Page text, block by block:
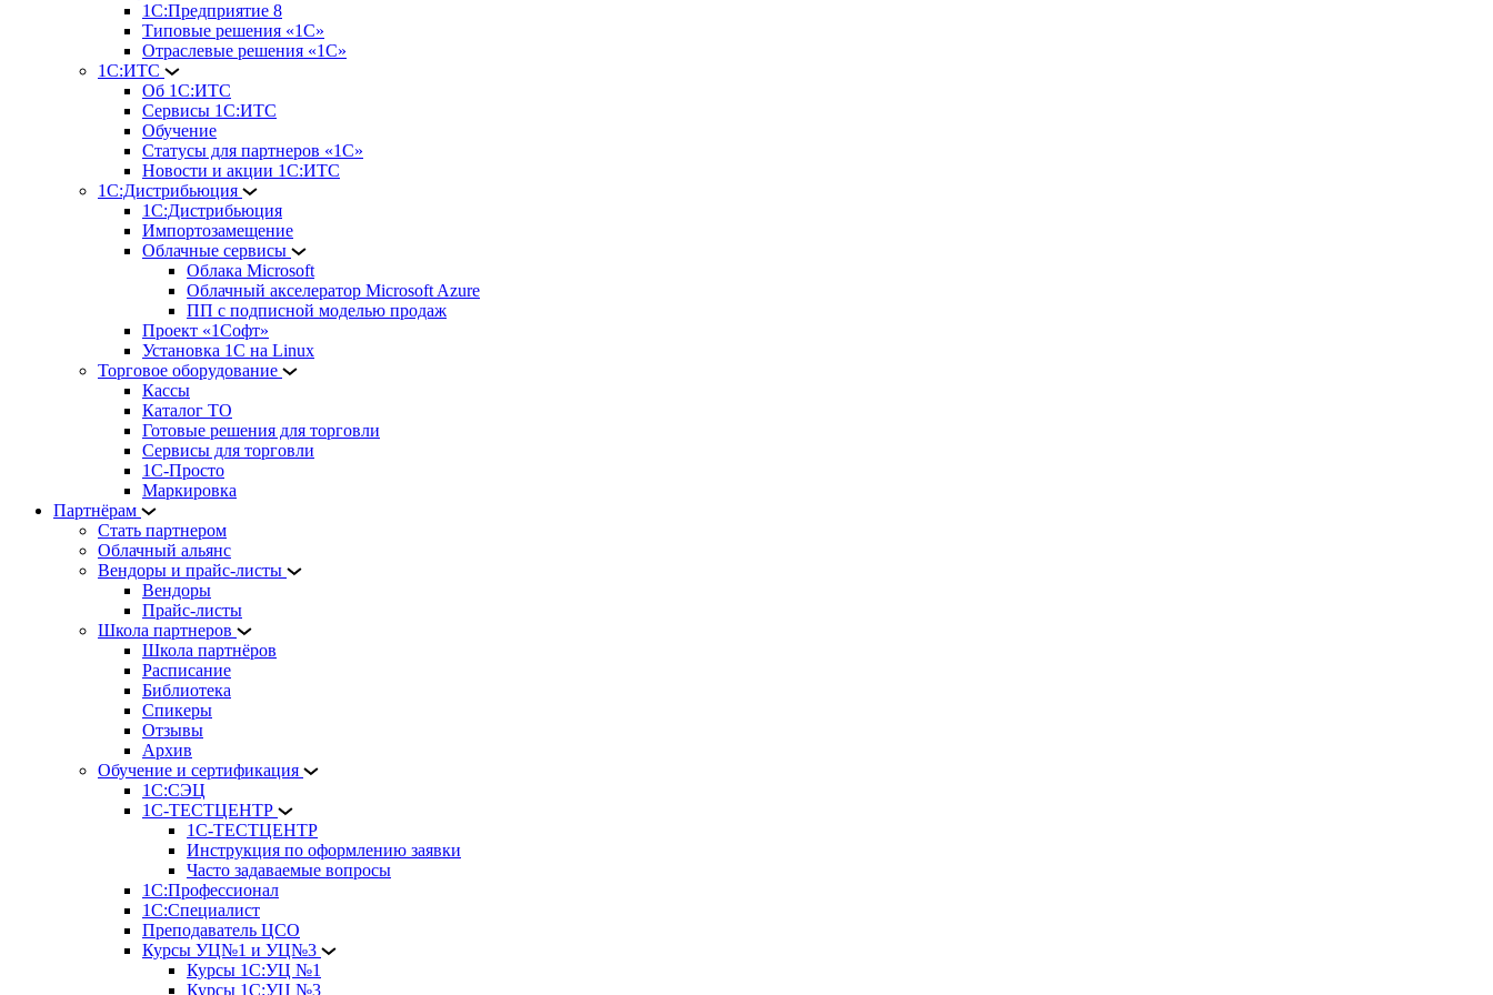
1С:Предприятие 8
Типовые решения «1С»
Отраслевые решения «1С»
1С:ИТС
Об 1С:ИТС
Сервисы 1С:ИТС
Обучение
Статусы для партнеров «1С»
Новости и акции 1С:ИТС
1С:Дистрибьюция
1С:Дистрибьюция
Импортозамещение
Облачные сервисы
Облака Microsoft
Облачный акселератор Microsoft Azure
ПП с подписной моделью продаж
Проект «1Софт»
Установка 1С на Linux
Торговое оборудование
Кассы
Каталог ТО
Готовые решения для торговли
Сервисы для торговли
1С-Просто
Маркировка
Партнёрам
Стать партнером
Облачный альянс
Вендоры и прайс-листы
Вендоры
Прайс-листы
Школа партнеров
Школа партнёров
Расписание
Библиотека
Спикеры
Отзывы
Архив
Обучение и сертификация
1С:СЭЦ
1С-ТЕСТЦЕНТР
1С-ТЕСТЦЕНТР
Инструкция по оформлению заявки
Часто задаваемые вопросы
1С:Профессионал
1С:Специалист
Преподаватель ЦСО
Курсы УЦ№1 и УЦ№3
Курсы 1С:УЦ №1
Курсы 1С:УЦ №3